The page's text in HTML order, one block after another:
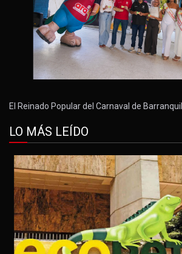
El Reinado Popular del Carnaval de
LO MÁS LEÍDO